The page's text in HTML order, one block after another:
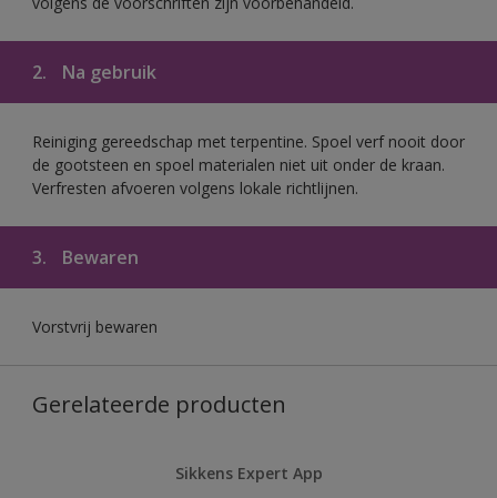
2. Na gebruik
Reiniging gereedschap met terpentine. Spoel verf nooit door
de gootsteen en spoel materialen niet uit onder de kraan.
Verfresten afvoeren volgens lokale richtlijnen.
3. Bewaren
Vorstvrij bewaren
Gerelateerde producten
Sikkens Expert App